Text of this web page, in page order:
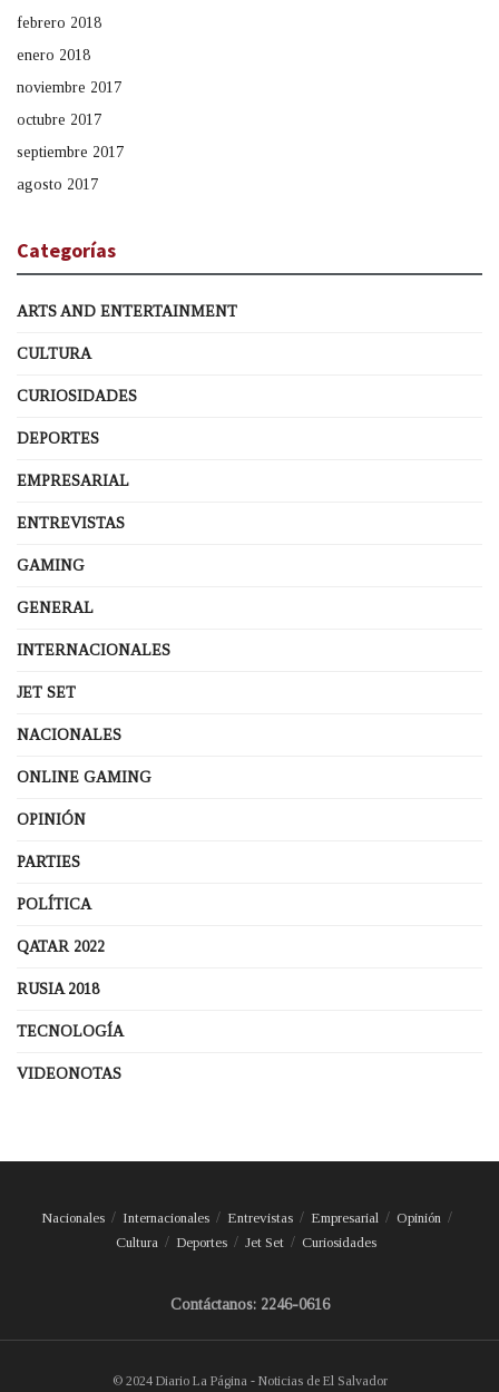
febrero 2018
enero 2018
noviembre 2017
octubre 2017
septiembre 2017
agosto 2017
Categorías
ARTS AND ENTERTAINMENT
CULTURA
CURIOSIDADES
DEPORTES
EMPRESARIAL
ENTREVISTAS
GAMING
GENERAL
INTERNACIONALES
JET SET
NACIONALES
ONLINE GAMING
OPINIÓN
PARTIES
POLÍTICA
QATAR 2022
RUSIA 2018
TECNOLOGÍA
VIDEONOTAS
Nacionales Internacionales Entrevistas Empresarial
Opinión
Cultura
Deportes Jet Set Curiosidades
Contáctanos: 2246-0616
© 2024 Diario La Página - Noticias de El Salvador